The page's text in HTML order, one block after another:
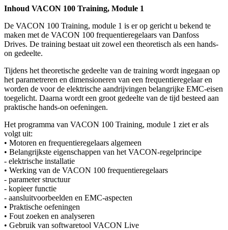
Inhoud VACON 100 Training, Module 1
De VACON 100 Training, module 1 is er op gericht u bekend te
maken met de VACON 100 frequentieregelaars van Danfoss
Drives. De training bestaat uit zowel een theoretisch als een hands-
on gedeelte.
Tijdens het theoretische gedeelte van de training wordt ingegaan op
het parametreren en dimensioneren van een frequentieregelaar en
worden de voor de elektrische aandrijvingen belangrijke EMC-eisen
toegelicht. Daarna wordt een groot gedeelte van de tijd besteed aan
praktische hands-on oefeningen.
Het programma van VACON 100 Training, module 1 ziet er als
volgt uit:
• Motoren en frequentieregelaars algemeen
• Belangrijkste eigenschappen van het VACON-regelprincipe
- elektrische installatie
• Werking van de VACON 100 frequentieregelaars
- parameter structuur
- kopieer functie
- aansluitvoorbeelden en EMC-aspecten
• Praktische oefeningen
• Fout zoeken en analyseren
• Gebruik van softwaretool VACON Live